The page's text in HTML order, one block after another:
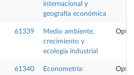
internacional y
geografía económica
61339
Medio ambiente,
crecimiento y
ecología industrial
61340
Econometría: